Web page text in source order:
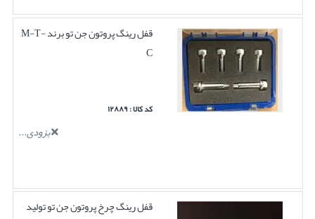
قفل رینگ پروتون جن تو برند M-T-
C
کد کالا : ۱۲۸۸۹
بزودی...
قفل رینگ چرخ پروتون جن تو تولید